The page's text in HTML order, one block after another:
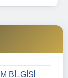
BILGISI